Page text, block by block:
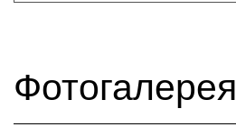
Фотогалерея